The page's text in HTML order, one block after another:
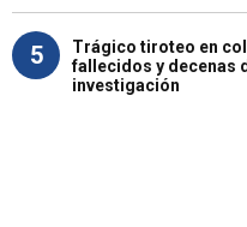
5
Trágico tiroteo en
fallecidos y decenas
investigación